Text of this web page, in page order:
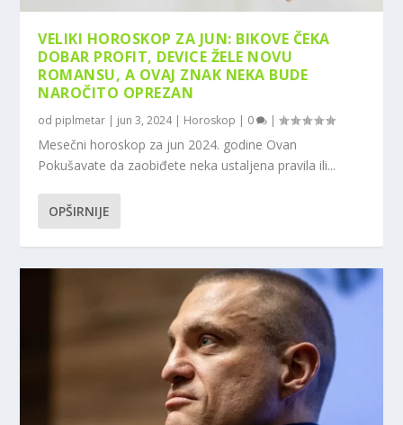
VELIKI HOROSKOP ZA JUN: BIKOVE ČEKA
DOBAR PROFIT, DEVICE ŽELE NOVU
ROMANSU, A OVAJ ZNAK NEKA BUDE
NAROČITO OPREZAN
od piplmetar | jun 3, 2024| Horoskop | 0 |
Mesečni horoskop za jun 2024. godine Ovan
Pokušavate da zaobiđete neka ustaljena pravila ili...
OPŠIRNIJE